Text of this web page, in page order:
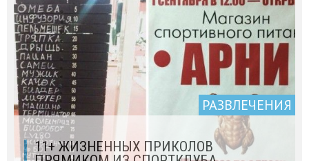
РАЗВЛЕЧЕНИЯ
11+ ЖИЗНЕННЫХ ПРИКОЛОВ